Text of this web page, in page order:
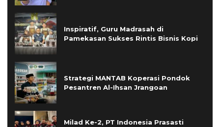
Inspiratif, Guru Madrasah di
Pamekasan Sukses Rintis Bisnis Kopi
Strategi MANTAB Koperasi Pondok
Pesantren Al-Ihsan Jrangoan
Milad Ke-2, PT Indonesia Prasasti